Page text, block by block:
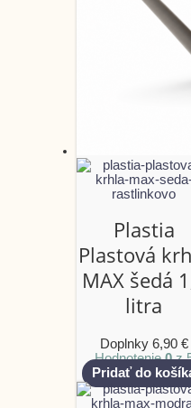
Plastia
Plastová
MAX šedá
litra
Doplnky 6,90 €
Hodnotenie0z
Pridať do